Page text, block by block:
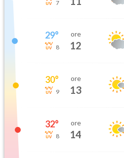
7
29°
8
ore
12
30°
9
ore
13
32°
8
ore
14